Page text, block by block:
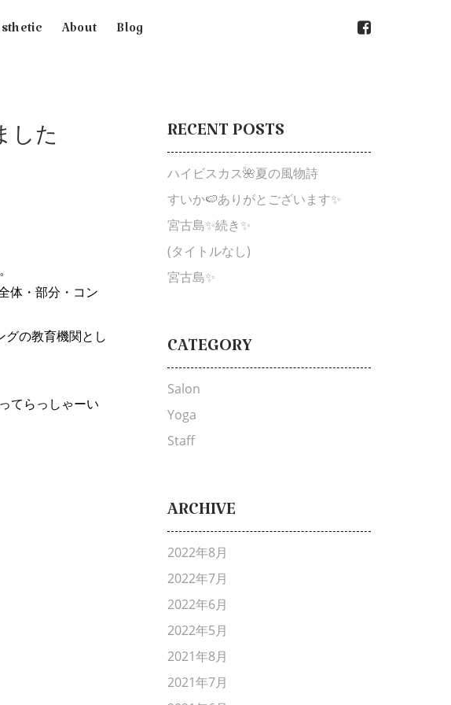
About Blog
した
体・部分・コン
の教育機関とし
らっしゃーい
RECENT POSTS
ハイビスカス🌺夏の風物詩
すいか🍉ありがとございます✨
宮古島✨続き✨
(タイトルなし)
宮古島✨
CATEGORY
Salon
Yoga
Staff
ARCHIVE
2022年8月
2022年7月
2022年6月
2022年5月
2021年8月
2021年7月